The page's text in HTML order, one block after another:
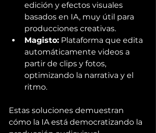
edición y efectos visuales
basados en IA, muy útil para
producciones creativas.
Magisto: Plataforma que edita
automáticamente videos a
partir de clips y fotos,
optimizando la narrativa y el
ritmo.
Estas soluciones demuestran
cómo la IA está democratizando la